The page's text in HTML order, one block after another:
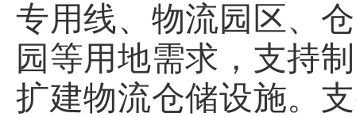
专用线、物流园区、
园等用地需求，支持
扩建物流仓储设施。